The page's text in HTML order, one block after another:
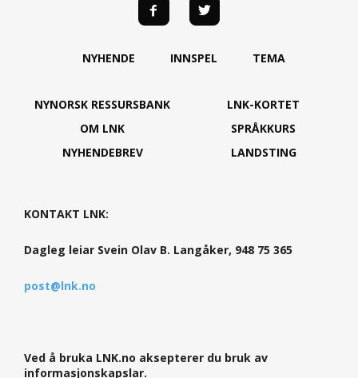
NYHENDE INNSPEL TEMA
NYNORSK RESSURSBANK
OM LNK
NYHENDEBREV
LNK-KORTET
SPRÅKKURS
LANDSTING
KONTAKT LNK:
Dagleg leiar Svein Olav B. Langåker, 948 75 365
post@lnk.no
Ved å bruka LNK.no aksepterer du bruk av
informasjonskapslar.